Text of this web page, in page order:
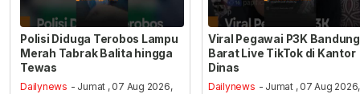
Polisi Diduga Terobos Lampu
Merah Tabrak Balita hingga
Tewas
Dailynews - Jumat , 07 Aug 2026,
Viral Pegawai P3K Bandung
Barat Live TikTok di Kantor
Dinas
Dailynews - Jumat , 07 Aug 2026,